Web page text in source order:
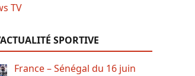
SPORTIVE
France – Sénégal du 16 juin